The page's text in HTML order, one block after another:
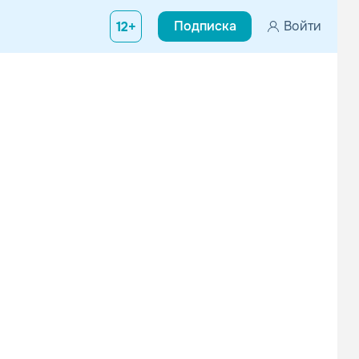
12+ Подписка Войти